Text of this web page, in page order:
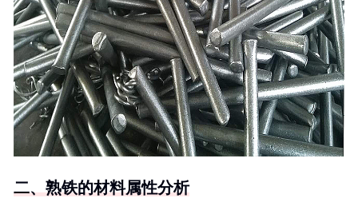
二、熟铁的材料属性分析